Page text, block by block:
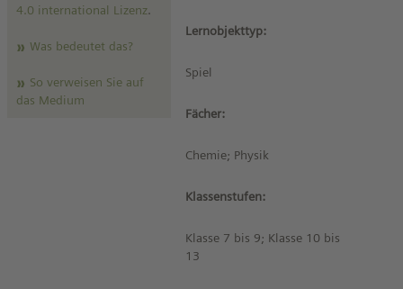
4.0 international Lizenz.
Was bedeutet das?
So verweisen Sie auf
das Medium
Lernobjekttyp:
Spiel
Fächer:
Chemie; Physik
Klassenstufen:
Klasse 7 bis 9; Klasse 10 bis
13